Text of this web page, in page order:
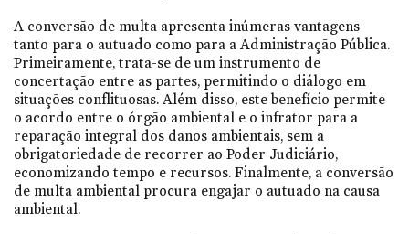
A conversão de multa apresenta inúmeras vantagens
tanto para o autuado como para a Administração Pública.
Primeiramente, trata-se de um instrumento de
concertação entre as partes, permitindo o diálogo em
situações conflituosas. Além disso, este benefício permite
o acordo entre o órgão ambiental e o infrator para a
reparação integral dos danos ambientais, sem a
obrigatoriedade de recorrer ao Poder Judiciário,
economizando tempo e recursos. Finalmente, a conversão
de multa ambiental procura engajar o autuado na causa
ambiental.